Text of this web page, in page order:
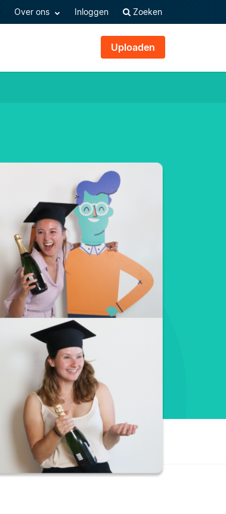
Over ons Inloggen Zoeken
Uploaden